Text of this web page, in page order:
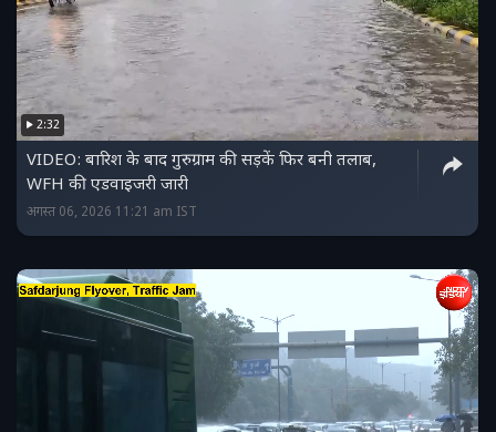
2:32
VIDEO: बारिश के बाद गुरुग्राम की सड़कें फिर बनी तलाब,
WFH की एडवाइजरी जारी
अगस्त 06, 2026 11:21 am IST